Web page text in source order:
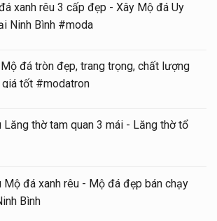
xanh rêu 3 cấp đẹp - Xây Mộ đá Uy
Ninh Bình #moda
đá tròn đẹp, trang trọng, chất lượng
giá tốt #modatron
Lăng thờ tam quan 3 mái - Lăng thờ tổ
Mộ đá xanh rêu - Mộ đá đẹp bán chạy
Bình